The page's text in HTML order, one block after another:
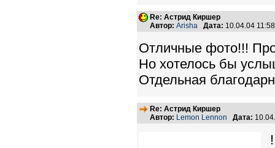
Re: Астрид Киршер
Автор: Arisha Дата: 10.04.04
Отличные фото!!!
Но хотелось бы
Отдельная
Re: Астрид Киршер
Автор: Lemon Lennon Дата: